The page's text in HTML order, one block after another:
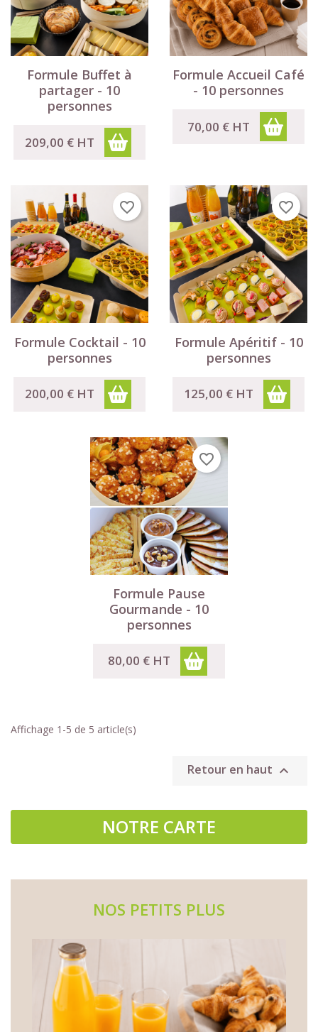
NOTRE CARTE
NOS PETITS PLUS
Formule Buffet à
partager - 10
personnes
209,00 € HT
Formule Accueil Café
- 10 personnes
70,00 € HT
Formule Cocktail - 10
personnes
200,00 € HT
favorite_border
Formule Apéritif - 10
personnes
125,00 € HT
favorite_border
Formule Pause
Gourmande - 10
personnes
80,00 € HT
favorite_border
Affichage 1-5 de 5 article(s)
Retour en haut 